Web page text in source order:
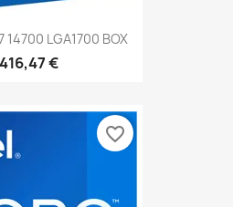
14700 LGA1700 BOX
416,47 €
favorite_border